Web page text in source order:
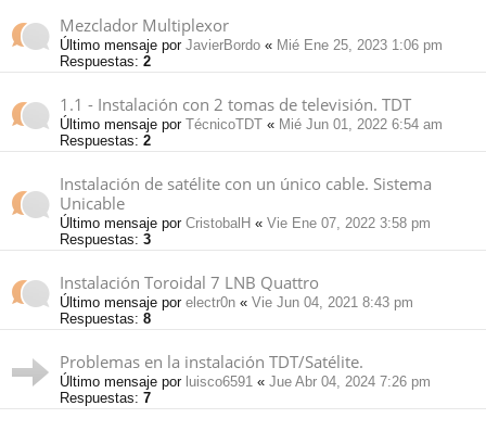
Mezclador Multiplexor
Último mensaje por JavierBordo « Mié Ene 25, 2023 1:06 pm
Respuestas: 2
1.1 - Instalación con 2 tomas de televisión. TDT
Último mensaje por TécnicoTDT « Mié Jun 01, 2022 6:54 am
Respuestas: 2
Instalación de satélite con un único cable. Sistema
Unicable
Último mensaje por CristobalH « Vie Ene 07, 2022 3:58 pm
Respuestas: 3
Instalación Toroidal 7 LNB Quattro
Último mensaje por electr0n « Vie Jun 04, 2021 8:43 pm
Respuestas: 8
Problemas en la instalación TDT/Satélite.
Último mensaje por luisco6591 « Jue Abr 04, 2024 7:26 pm
Respuestas: 7